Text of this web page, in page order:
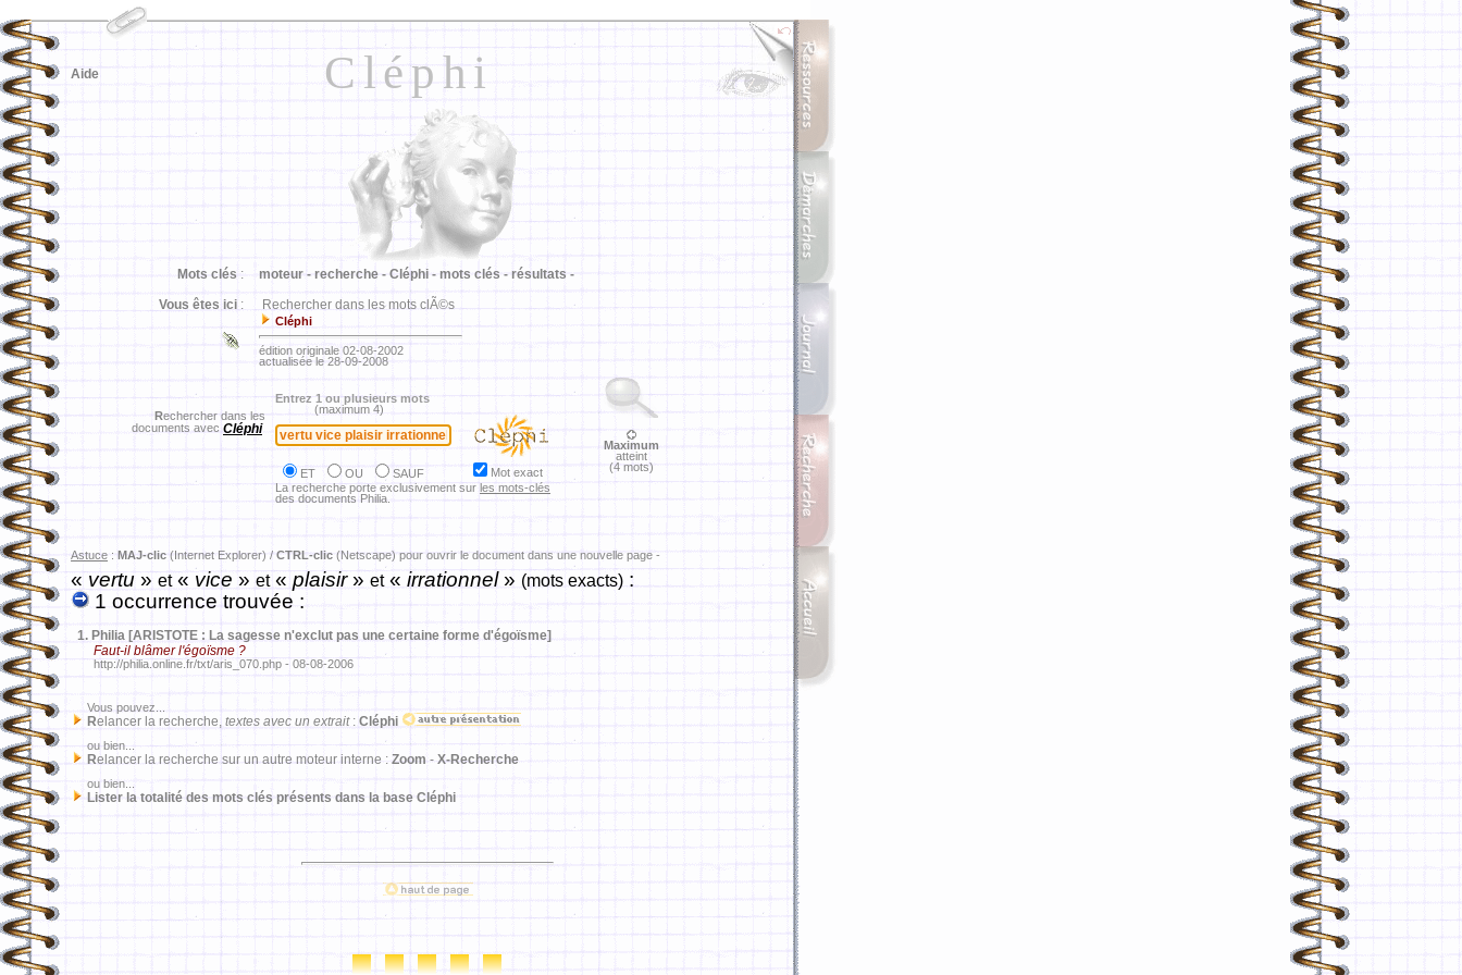
Cléphi
Aide
Mots clés : moteur - recherche - Cléphi - mots clés - résultats -
Vous êtes ici : Rechercher dans les mots clÃ©s
Cléphi
édition originale 02-08-2002
actualisée le 28-09-2008
Rechercher dans les
documents avec Cléphi
Entrez 1 ou plusieurs mots
(maximum 4)
ET OU SAUF
Mot exact
La recherche porte exclusivement sur les mots-clés
des documents Philia.
Maximum
atteint
(4 mots)
Astuce : MAJ-clic (Internet Explorer) / CTRL-clic (Netscape) pour ouvrir le document dans une nouvelle page -
«vertu »et« vice » et« plaisir» et« irrationnel» (mots exacts) :
1 occurrence trouvée :
1. Philia [ARISTOTE : La sagesse n'exclut pas une certaine forme d'égoïsme]
Faut-il blâmer l'égoïsme ?
http://philia.online.fr/txt/aris_070.php - 08-08-2006
Vous pouvez...
Relancer la recherche, textes avec un extrait: Cléphi
ou bien...
Relancer la recherche sur un autre moteur interne : Zoom - X-Recherche
ou bien...
Lister la totalité des mots clés présents dans la base Cléphi